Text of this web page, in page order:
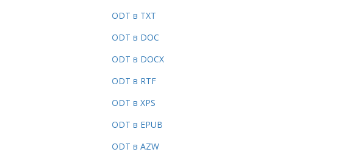
ODT в TXT
ODT в DOC
ODT в DOCX
ODT в RTF
ODT в XPS
ODT в EPUB
ODT в AZW